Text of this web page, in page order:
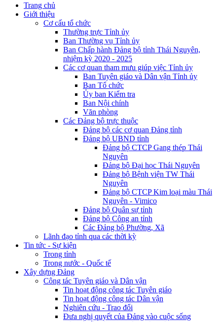
Trang chủ
Giới thiệu
Cơ cấu tổ chức
Thường trực Tỉnh ủy
Ban Thường vụ Tỉnh ủy
Ban Chấp hành Đảng bộ tỉnh Thái Nguyên,
nhiệm kỳ 2020 - 2025
Các cơ quan tham mưu giúp việc Tỉnh ủy
Ban Tuyên giáo và Dân vận Tỉnh ủy
Ban Tổ chức
Ủy ban Kiểm tra
Ban Nội chính
Văn phòng
Các Đảng bộ trực thuộc
Đảng bộ các cơ quan Đảng tỉnh
Đảng bộ UBND tỉnh
Đảng bộ CTCP Gang thép Thái
Nguyên
Đảng bộ Đại học Thái Nguyên
Đảng bộ Bệnh viện TW Thái
Nguyên
Đảng bộ CTCP Kim loại màu Thái
Nguyên - Vimico
Đảng bộ Quân sự tỉnh
Đảng bộ Công an tỉnh
Các Đảng bộ Phường, Xã
Lãnh đạo tỉnh qua các thời kỳ
Tin tức - Sự kiện
Trong tỉnh
Trong nước - Quốc tế
Xây dựng Đảng
Công tác Tuyên giáo và Dân vận
Tin hoạt động công tác Tuyên giáo
Tin hoạt động công tác Dân vận
Nghiên cứu - Trao đổi
Đưa nghị quyết của Đảng vào cuộc sống